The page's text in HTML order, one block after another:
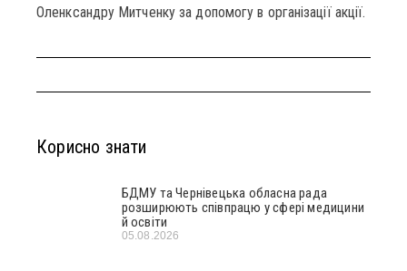
Оленксандру Митченку за допомогу в організації акції.
Корисно знати
БДМУ та Чернівецька обласна рада
розширюють співпрацю у сфері медицини
й освіти
05.08.2026